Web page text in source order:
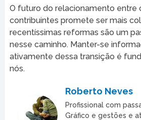
O futuro do relacionamento entre
contribuintes promete ser mais
recentíssimas reformas são um
nesse caminho. Manter-se
ativamente dessa transição é
nós.
Roberto Neves
Profissional com
Gráfico e gestões e